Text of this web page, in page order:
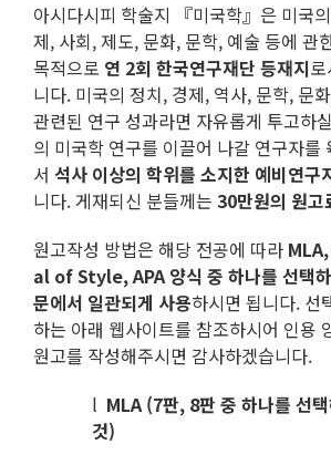
아시다시피 학술지 『미국학』은 미국
제, 사회, 제도, 문화, 문학, 예술 등에 관
목적으로 연 2회 한국연구재단 등재지
니다. 미국의 정치, 경제, 역사, 문학, 문
관련된 연구 성과라면 자유롭게 투고하
의 미국학 연구를 이끌어 나갈 연구자를
서 석사 이상의 학위를 소지한 예비연구
니다. 게재되신 분들께는 30만원의 원고
원고작성 방법은 해당 전공에 따라
al of Style, APA 양식 중 하나를 선택
문에서 일관되게 사용하시면 됩니다. 선
하는 아래 웹사이트를 참조하시어 인용
원고를 작성해주시면 감사하겠습니다.
l MLA (7판, 8판 중 하나를 선
것)